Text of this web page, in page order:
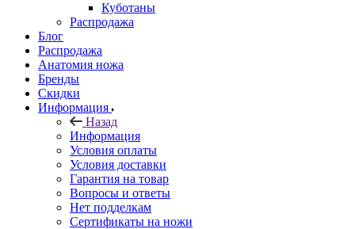
Куботаны
Распродажа
Блог
Распродажа
Анатомия ножа
Бренды
Скидки
Информация
Назад
Информация
Условия оплаты
Условия доставки
Гарантия на товар
Вопросы и ответы
Нет подделкам
Сертификаты на ножи